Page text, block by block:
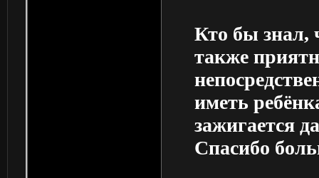
Кто бы знал,
также
иметь
зажигается
Спасибо